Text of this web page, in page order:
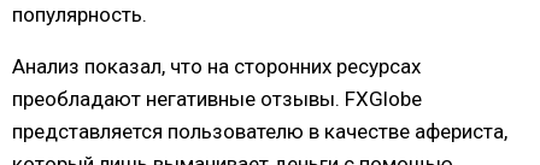
популярность.
Анализ показал, что на сторонних ресурсах
преобладают негативные отзывы. FXGlobe
представляется пользователю в качестве афериста,